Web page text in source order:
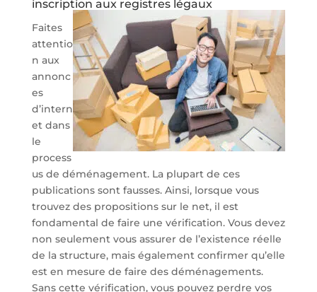
inscription aux registres légaux
Faites
attentio
n aux
annonc
es
d’intern
et dans
le
process
us de déménagement. La plupart de ces
publications sont fausses. Ainsi, lorsque vous
trouvez des propositions sur le net, il est
fondamental de faire une vérification. Vous devez
non seulement vous assurer de l’existence réelle
de la structure, mais également confirmer qu’elle
est en mesure de faire des déménagements.
Sans cette vérification, vous pouvez perdre vos